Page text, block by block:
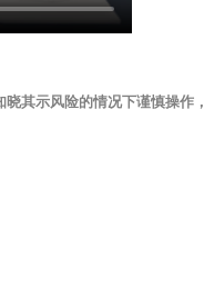
其示风险的情况下谨慎操作，